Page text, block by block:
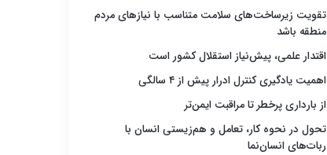
تقویت زیرساخت‌های سلامت متناسب با نیازهای مردم
منطقه باشد
اقتدار علمی، پیش‌نیاز استقلال کشور است
اهمیت یادگیری کنترل ادرار پیش از ۴ سالگی
از بارداری پرخطر تا مراقبت ایمن‌تر
تحول در نحوه کار، تعامل و هم‌زیستی انسان با
ربات‌های انسان‌نما